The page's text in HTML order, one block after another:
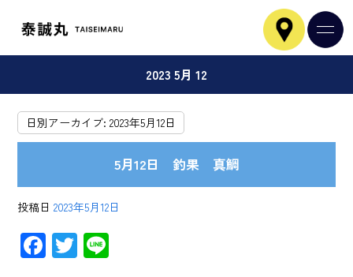
2023 5月 12
日別アーカイブ:2023年5月12日
5月12日 釣果 真鯛
投稿日 2023年5月12日
F T